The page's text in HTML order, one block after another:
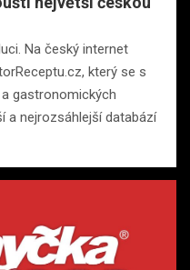
Na český internet
který se s
gastronomických
a nejrozsáhlejší databází